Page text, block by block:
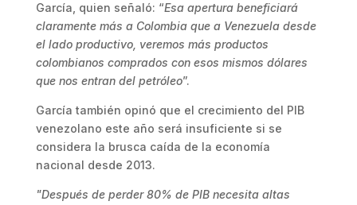
García, quien señaló: “Esa apertura beneficiará
claramente más a Colombia que a Venezuela desde
el lado productivo, veremos más productos
colombianos comprados con esos mismos dólares
que nos entran del petróleo”.
García también opinó que el crecimiento del PIB
venezolano este año será insuficiente si se
considera la brusca caída de la economía
nacional desde 2013.
"Después de perder 80% de PIB necesita altas